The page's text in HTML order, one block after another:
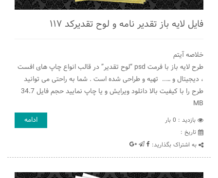
فایل لایه باز تقدیر نامه و لوح تقدیرکد ۱۱۷
خلاصه آیتم
طرح لایه باز با فرمت psd “لوح تقدیر” در قالب انواع چاپ های افست
، دیجیتال و ….. تهیه و طراحی شده است . شما به راحتی می توانید
طرح را با کیفیت بالا دانلود ویرایش و یا چاپ نمایید حجم فایل 34.7
MB
بازدید : 0 بار
تاريخ :
به اشتراک بگذارید:
ادامه